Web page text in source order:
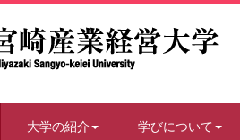
大学の紹介 学びについて